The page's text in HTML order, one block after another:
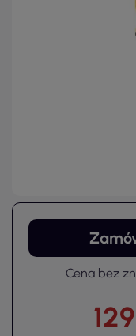
Cena bez